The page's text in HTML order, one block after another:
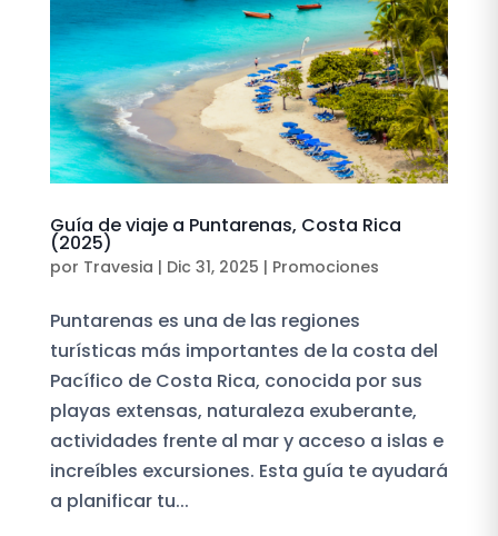
Guía de viaje a Puntarenas, Costa Rica
(2025)
por Travesia | Dic 31, 2025 | Promociones
Puntarenas es una de las regiones
turísticas más importantes de la costa del
Pacífico de Costa Rica, conocida por sus
playas extensas, naturaleza exuberante,
actividades frente al mar y acceso a islas e
increíbles excursiones. Esta guía te ayudará
a planificar tu...